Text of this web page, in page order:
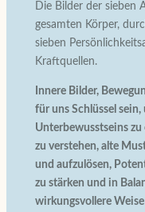
Die Bilder der sieben
gesamten Körper,
sieben
Kraftquellen.
Innere Bilder,
für uns Schlüssel
Unterbewusstseins zu
zu verstehen, alte
und aufzulösen,
zu stärken und in
wirkungsvollere